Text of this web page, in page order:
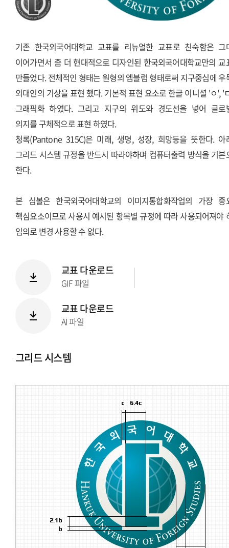
기존 한국외국어대학교 교표를 리뉴얼한 교표로 친숙함은 그
이어가면서 좀 더 현대적으로 디자인된 한국외국어대학교만의 교
만들었다. 전체적인 형태는 원형의 엠블럼 형태로써 지구중심에 우
외대인의 기상을 표현 했다. 기본적 표현 요소로 한글 이니셜 'ㅇ', '
그래픽화 하였다. 그리고 지구의 위도와 경도선을 넣어 글로
의지를 구체적으로 표현 하였다.
청록(Pantone 315C)은 미래, 생명, 성장, 희망등을 뜻한다. 아
그리드 시스템 규정을 반드시 따라야하며 컴퓨터출력 방식을 기본
한다.
본 심볼은 한국외국어대학교의 이미지통합화작업의 가장 중
핵심요소이므로 사용시 예시된 항목별 규정에 따라 사용되어져야
임의로 변경 사용할 수 없다.
교표 다운로드
GIF 파일
교표 다운로드
AI 파일
그리드 시스템